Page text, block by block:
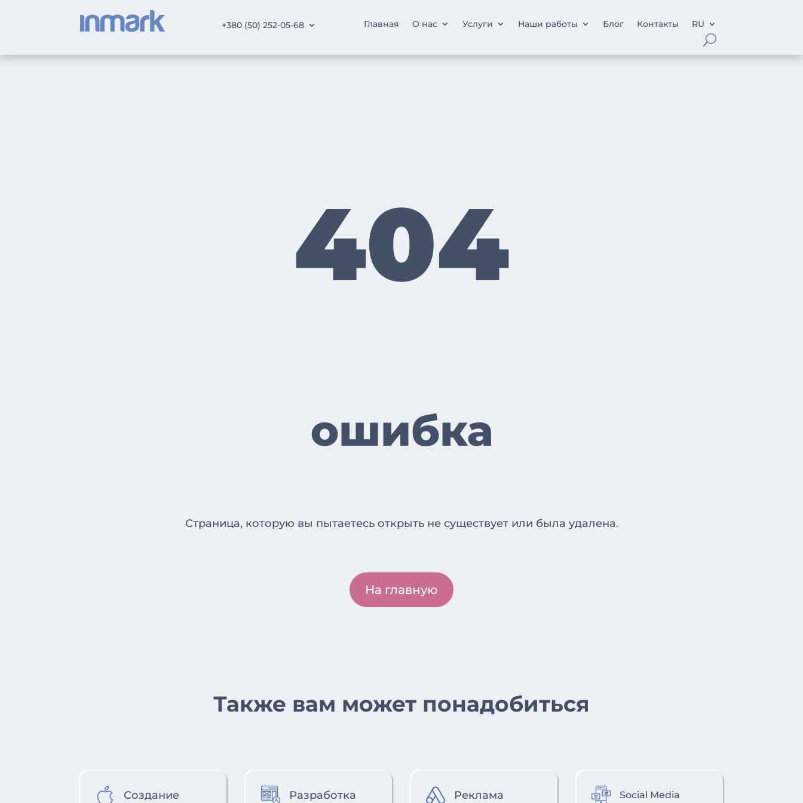
+380 (50) 252-05-68 Главная О нас Услуги Наши работы Блог Контакты RU
404
ошибка
Страница, которую вы пытаетесь открыть не существует или была удалена.
На главную
Также вам может понадобиться
Создание Разработка Реклама Social Media